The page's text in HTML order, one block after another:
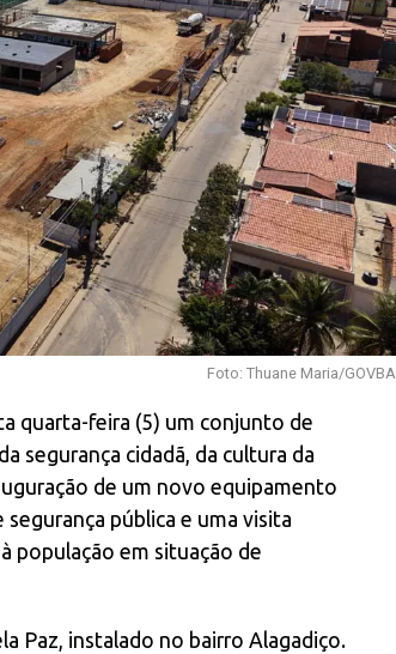
Foto: Thuane Maria/GOVBA
quarta-feira (5) um conjunto de
segurança cidadã, da cultura da
de um novo equipamento
pública e uma visita
população em situação de
Paz, instalado no bairro Alagadiço.